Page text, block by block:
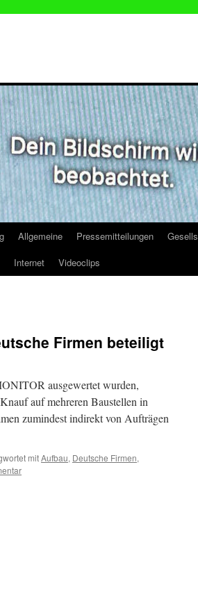
Allgemeine Pressemitteilungen
Internet Videoclips
Firmen beteiligt
ausgewertet wurden,
auf mehreren Baustellen in
zumindest indirekt von Aufträgen
mitAufbau, Deutsche Firmen,